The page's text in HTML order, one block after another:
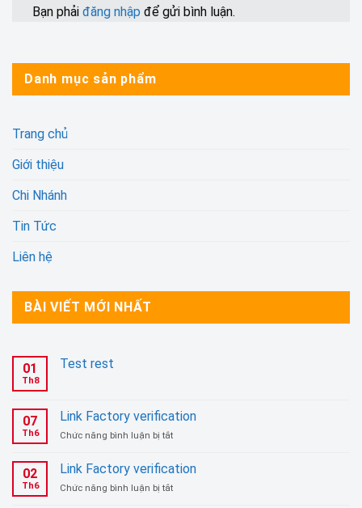
Bạn phải đăng nhập để gửi bình luận.
Danh mục sản phẩm
Trang chủ
Giới thiệu
Chi Nhánh
Tin Tức
Liên hệ
BÀI VIẾT MỚI NHẤT
01
Th8
Test rest
07
Th6
Link Factory verification
Chức năng bình luận bị tắtở
Factory
verification
02
Th6
Link Factory verification
Chức năng bình luận bị tắtở